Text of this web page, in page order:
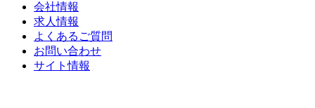
会社情報
求人情報
よくあるご質問
お問い合わせ
サイト情報